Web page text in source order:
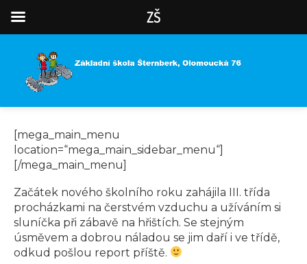
[mega_main_menu
location=“mega_main_sidebar_menu“]
[/mega_main_menu]
Začátek nového školního roku zahájila III. třída
procházkami na čerstvém vzduchu a užíváním si
sluníčka při zábavě na hřištích. Se stejným
úsměvem a dobrou náladou se jim daří i ve třídě,
odkud pošlou report příště.
ZŠ